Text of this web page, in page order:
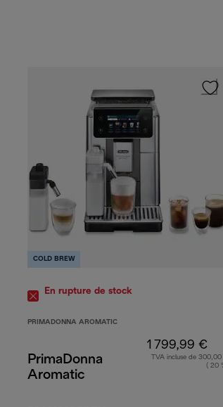
COLD BREW
En rupture de stock
PRIMADONNA AROMATIC
PrimaDonna
Aromatic
1 799,99 €
TVA incluse de
( 20